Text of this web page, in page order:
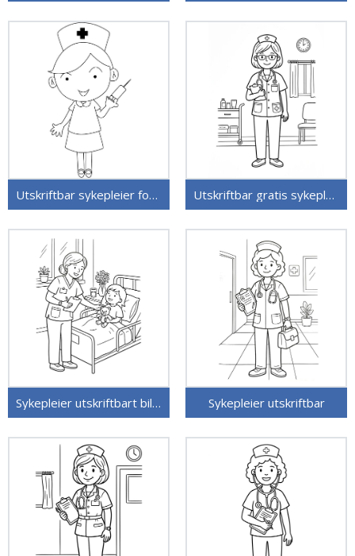
Utskriftbar sykepleier for barn Utskriftbar gratis sykepleier
Sykepleier utskriftbart bilde Sykepleier utskriftbar